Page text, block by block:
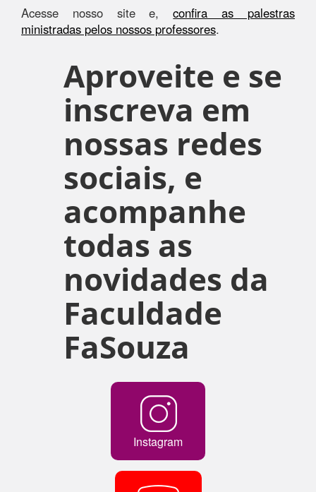
Acesse nosso site e,confira as palestras
ministradas pelos nossos professores.
Aproveite e se
inscreva em
nossas redes
sociais, e
acompanhe
todas as
novidades da
Faculdade
FaSouza
Instagram